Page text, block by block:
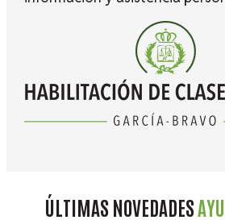
ÚLTIMAS NOVEDADES